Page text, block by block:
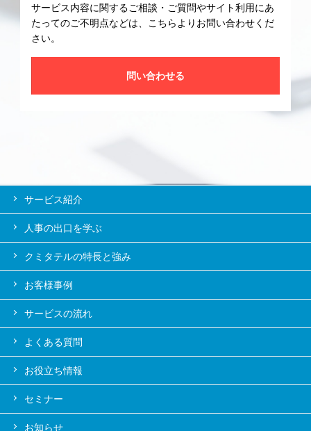
サービス内容に関するご相談・ご質問やサイト利用にあ
たってのご不明点などは、こちらよりお問い合わせくだ
さい。
問い合わせる
サービス紹介
人事の出口を学ぶ
クミタテルの特長と強み
お客様事例
サービスの流れ
よくある質問
お役立ち情報
セミナー
お知らせ